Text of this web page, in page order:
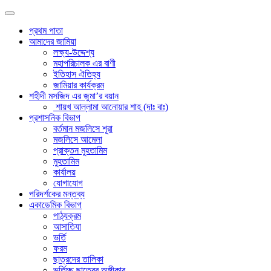
প্রথম পাতা
আমাদের জামিয়া
লক্ষ্য-উদ্দেশ্য
মহাপরিচালক এর বাণী
ইতিহাস ঐতিহ্য
জামিয়ার কার্যক্রম
শহীদী মসজিদ এর জুমা’র বয়ান
শায়খ আল্লামা আনোয়ার শাহ (দাঃ বাঃ)
প্রশাসনিক বিভাগ
বর্তমান মজলিসে শূরা
মজলিসে আমেলা
প্রাক্তন মুহতামিম
মুহতামিম
কার্যালয়
যোগাযোগ
পরিদর্শকের মন্তব্য
একাডেমিক বিভাগ
পাঠ্যক্রম
আসাতিযা
ভর্তি
ফরম
ছাত্রদের তালিকা